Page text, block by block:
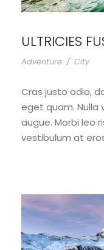
ULTRICIES
Adventure / City
Cras justo odio,
eget quam. Nulla
augue. Morbi leo
vestibulum at